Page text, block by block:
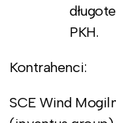
PKH.
Kontrahenci:
SCE Wind